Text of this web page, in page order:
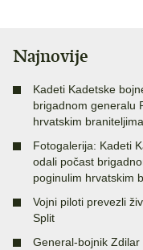
Najnovije
Kadeti Kadetske
brigadnom generalu
hrvatskim braniteljima
Fotogalerija: Kadeti
odali počast
poginulim hrvatskim
Vojni piloti prevezli
Split
General-bojnik